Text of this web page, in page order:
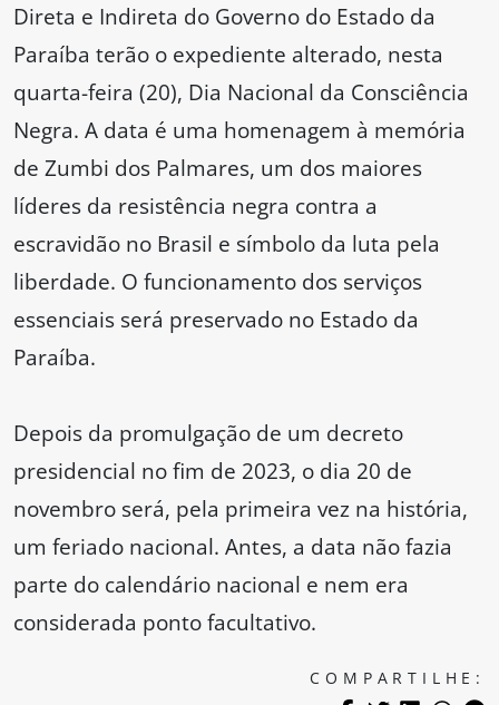
Direta e Indireta do Governo do Estado da
Paraíba terão o expediente alterado, nesta
quarta-feira (20), Dia Nacional da Consciência
Negra. A data é uma homenagem à memória
de Zumbi dos Palmares, um dos maiores
líderes da resistência negra contra a
escravidão no Brasil e símbolo da luta pela
liberdade. O funcionamento dos serviços
essenciais será preservado no Estado da
Paraíba.
Depois da promulgação de um decreto
presidencial no fim de 2023, o dia 20 de
novembro será, pela primeira vez na história,
um feriado nacional. Antes, a data não fazia
parte do calendário nacional e nem era
considerada ponto facultativo.
COMPARTILHE: